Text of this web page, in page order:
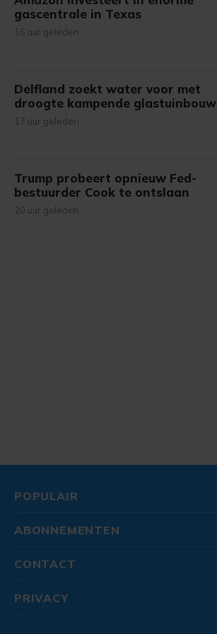
gascentrale in Texas
16 uur geleden
Delfland zoekt water voor met
droogte kampende glastuinbouw
17 uur geleden
Trump probeert opnieuw Fed-
bestuurder Cook te ontslaan
20 uur geleden
POPULAIR
ABONNEMENTEN
CONTACT
PRIVACY